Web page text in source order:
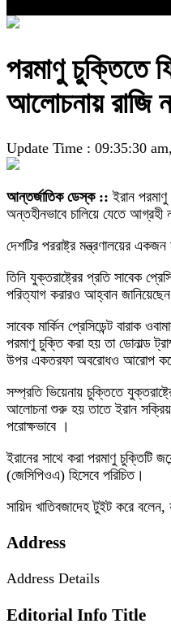
পরমাণু চুক্তিতে
আলোচনায় রাজি
Update Time : 09:35:30
আন্তর্জাতিক ডেস্ক :: ইরান
অন্তহীনভাবে চালিয়ে যেতে আগ্রহী
দেশটির পররাষ্ট্র মন্ত্রণালয়ের
তিনি যুক্তরাষ্ট্রের প্রতি সাবেক
পরিত্যাগ করারও আহ্বান
সাবেক মার্কিন প্রেসিডেন্ট বারাক
পরমাণু চুক্তি করা হয় তা ডোনাল্ড
উপর একতরফা অবরোধও আরোপ
সম্প্রতি ভিয়েনায় চুক্তিতে
আলোচনা শুরু হয় তাতে ইরান
পরোক্ষভাবে ।
ইরানের সাথে করা পরমাণু চুক্তিটি
(জেসিপিওএ) হিসেবে পরিচিত।
সায়িদ খাতিবজাদেহ টুইট করে বলেন,
Address
Address Details
Editorial Info Title